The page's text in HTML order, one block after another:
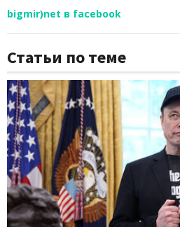
bigmir)net в facebook
Статьи по теме